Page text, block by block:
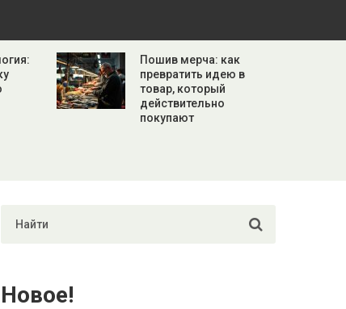
Пошив мерча: как
превратить идею в
товар, который
действительно
покупают
Новое!